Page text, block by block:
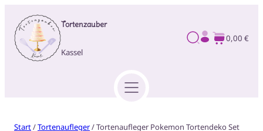
Tortenzauber
Kassel
0,00 €
Start/Tortenaufleger/ Tortenaufleger Pokemon Tortendeko Set